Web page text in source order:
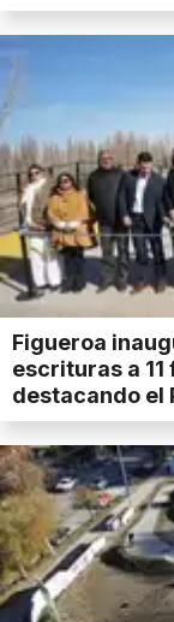
Figueroa
escrituras a
destacando el